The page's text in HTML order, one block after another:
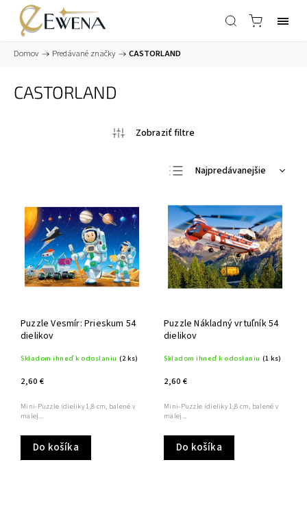
Domov / Predávané značky / CASTORLAND
CASTORLAND
Najpredávanejšie
Najdrahšie
Abecedne
Puzzle Vesmír: Prieskum 54
dielikov
Skladom ihneď k odoslaniu (2 ks)
2,60 €
Do košíka
Mini-Puzzle (dieliky 1,8 cm, balené v
malej...
Puzzle Nákladný vrtuľník 54
dielikov
Skladom ihneď k odoslaniu (1 ks)
2,60 €
Do košíka
Mini-Puzzle (dieliky 1,8 cm, balené v
malej...